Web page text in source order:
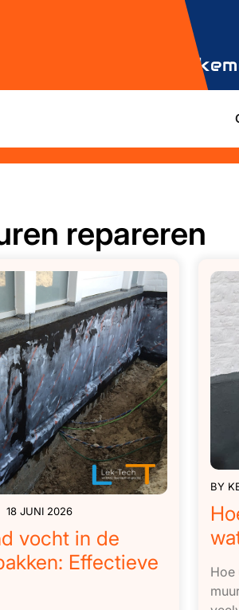
repareren
18 JUNI 2026
vocht in de
Effectieve
BY
Hoe